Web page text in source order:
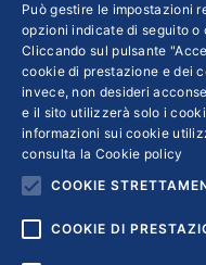
dall’ultima Legge
favorire un
famiglie e degli
sistema
Può gestire le impostazioni
opzioni indicate di seguito o
Cliccando sul pulsante
cookie di prestazione e dei
invece, non desideri
e il sito utilizzerà solo i
informazioni sui cookie
consulta la Cookie policy
COOKIE
COOKIE DI